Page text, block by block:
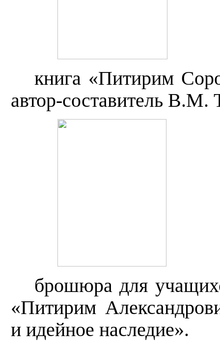
книга «Питирим
автор-составитель В.М.
брошюра для
«Питирим
и идейное наследие».